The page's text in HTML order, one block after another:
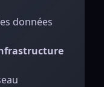
données